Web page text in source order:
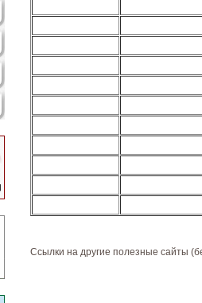
Ссылки на другие полезные сайты